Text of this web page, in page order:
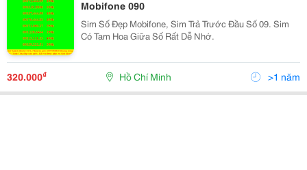
Mobifone 090
Sim Số Đẹp Mobifone, Sim Trả Trước Đầu Số 09. Sim
Có Tam Hoa Giữa Số Rất Dễ Nhớ.
320.000₫ Hồ Chí Minh >1 năm